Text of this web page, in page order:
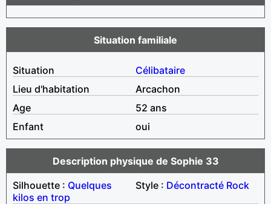
Situation familiale
Situation
Célibataire
Lieu d'habitation
Arcachon
Age
52 ans
Enfant
oui
Description physique de Sophie 33
Silhouette : Quelques
kilos en trop
Style : Décontracté Rock